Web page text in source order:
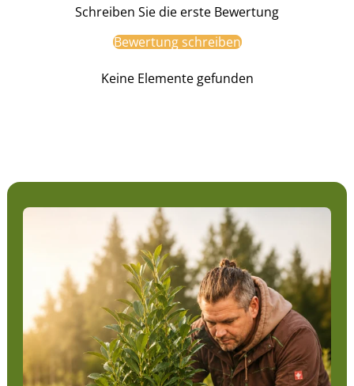
Schreiben Sie die erste Bewertung
Bewertung schreiben
Keine Elemente gefunden